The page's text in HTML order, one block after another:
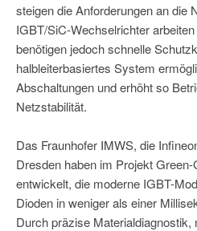
steigen die Anforderungen an die
IGBT/SiC-Wechselrichter
benötigen jedoch schnelle
halbleiterbasiertes System
Abschaltungen und erhöht so
Netzstabilität.
Das Fraunhofer IMWS, die
Dresden haben im Projekt
entwickelt, die moderne IGBT-
Dioden in weniger als einer
Durch präzise